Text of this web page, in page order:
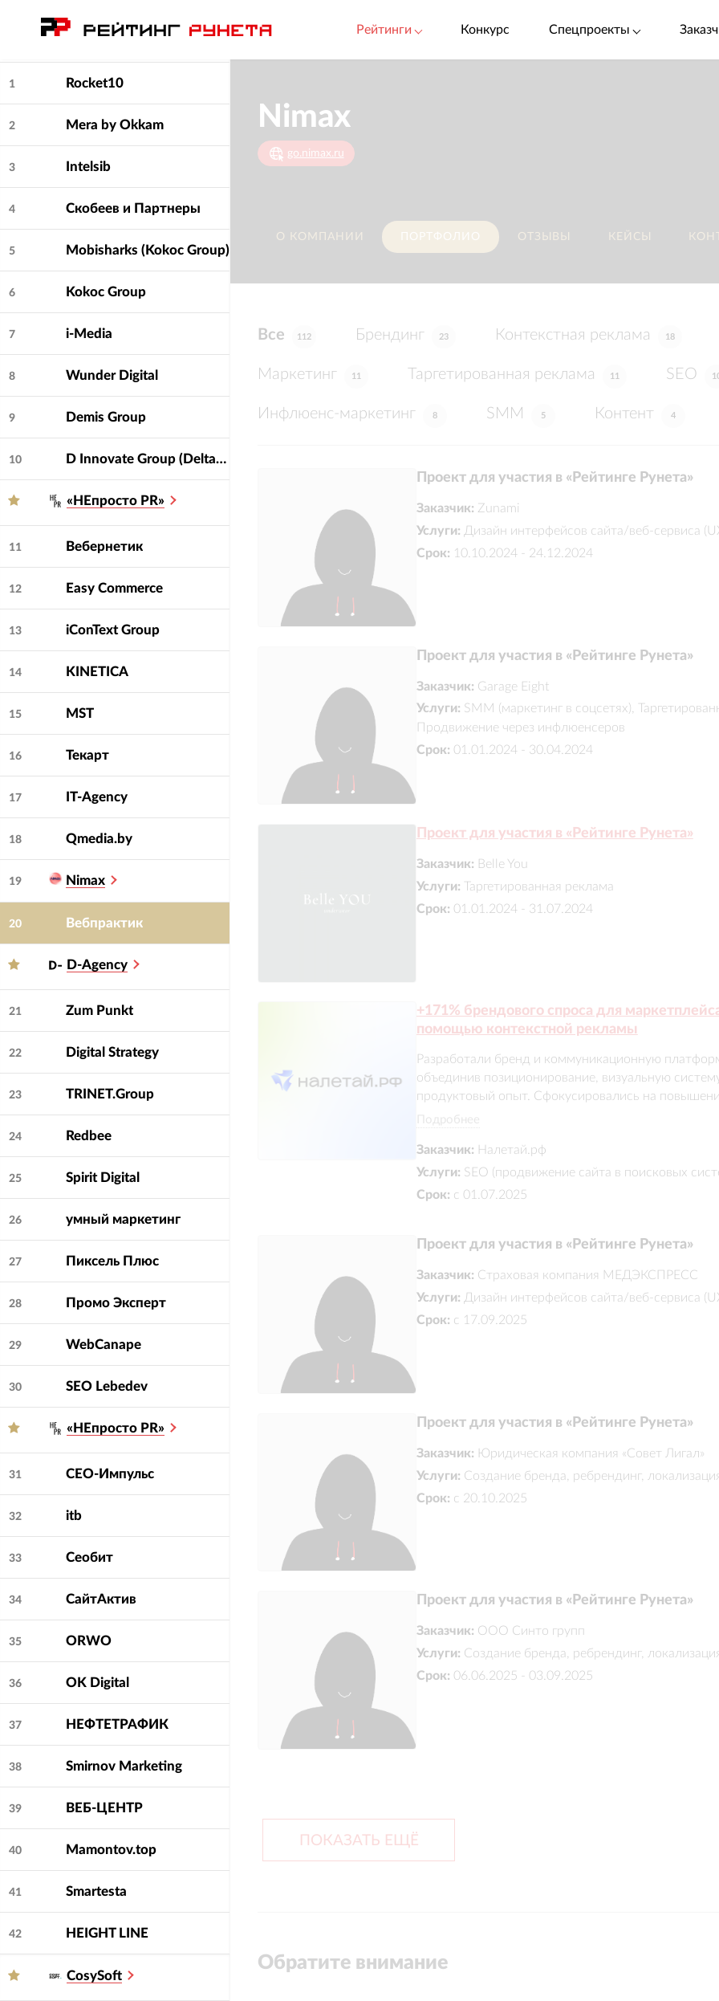
Рейтинги Конкурс Спецпроекты
CosySoft
1 Rocket10
2 Mera by Okkam
3 Intelsib
4 Скобеев и Партнеры
5 Mobisharks (Kokoc Group)
6 Kokoc Group
7 i-Media
8 Wunder Digital
9 Demis Group
10 D Innovate Group (DeltaClick, Soda, Dinamica, Bench!, Deltaplan, Cube)
«НЕпросто PR»
11 Вебернетик
12 Easy Commerce
13 iConText Group
14 KINETICA
15 MST
16 Текарт
17 IT-Agency
18 Qmedia.by
19 Nimax
20 Вебпрактик
D-Agency
21 Zum Punkt
22 Digital Strategy
23 TRINET.Group
24 Redbee
25 Spirit Digital
26 умный маркетинг
27 Пиксель Плюс
28 Промо Эксперт
29 WebCanape
30 SEO Lebedev
«НЕпросто PR»
31 СЕО-Импульс
32 itb
33 Сеобит
34 СайтАктив
35 ORWO
36 OK Digital
37 НЕФТЕТРАФИК
38 Smirnov Marketing
39 ВЕБ-ЦЕНТР
40 Mamontov.top
41 Smartesta
42 HEIGHT LINE
CosySoft
Nimax
go.nimax.ru
О КОМПАНИИ ПОРТФОЛИО ОТЗЫВЫ КЕЙСЫ
Все 112 Брендинг 23 Контекстная реклама 18
Маркетинг 11 Таргетированная реклама 11 SEO
Инфлюенс-маркетинг 8 SMM 5 Контент 4
Проект для участия в «Рейтинге Рунета»
Заказчик: Zunami
Услуги: Дизайн интерфейсов сайта/веб-сервиса
Срок: 10.10.2024 - 24.12.2024
Проект для участия в «Рейтинге Рунета»
Заказчик: Garage Eight
Услуги: SMM (маркетинг в соцсетях),
Продвижение через инфлюенсеров
Срок: 01.01.2024 - 30.04.2024
Проект для участия в «Рейтинге Рунета»
Заказчик: Belle You
Услуги:
Таргетированная реклама
Срок: 01.01.2024 - 31.07.2024
+171% брендового спроса для
помощью контекстной рекламы
Разработали бренд и коммуникационную
объединив позиционирование, визуальную
продуктовый опыт. Сфокусировались на
сервиса для массовой аудитории, упростили
конкурентное отличие сервиса и улучшили
Подробнее
Заказчик: Налетай.рф
Услуги: SEO (продвижение сайта в поисковых
Срок: с 01.07.2025
Проект для участия в «Рейтинге Рунета»
Заказчик: Страховая компания МЕДЭКСПРЕСС
Услуги: Дизайн интерфейсов сайта/веб-сервиса
Срок: с 17.09.2025
Проект для участия в «Рейтинге Рунета»
Заказчик: Юридическая компания «Совет Лигал»
Услуги: Создание бренда, ребрендинг,
Срок: с 20.10.2025
Проект для участия в «Рейтинге Рунета»
Заказчик: ООО Синто групп
Услуги: Создание бренда, ребрендинг,
Срок: 06.06.2025 - 03.09.2025
ПОКАЗАТЬ ЕЩЁ
Обратите внимание